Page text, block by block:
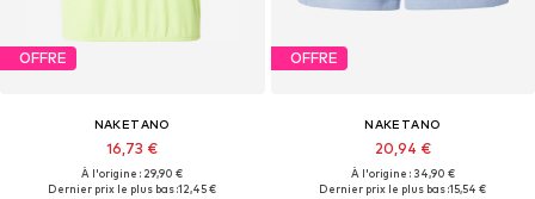
OFFRE
NAKETANO
16,73 €
À l'origine : 29,90 €
Dernier prix le plus bas :12,45 €
OFFRE
NAKETANO
20,94 €
À l'origine : 34,90 €
Dernier prix le plus bas :15,54 €